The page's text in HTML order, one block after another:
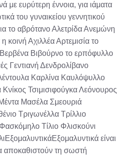
με ευρύτερη έννοια, για ιάματα
του γυναικείου γεννητικού
το αβρότανο Αλετρίδα Ανεμώνη
κοινή Αχιλλέα Αρτεμισία το
Βιβούρνο το ερπόφυλλο
Γεντιανή Δενδρολίβανο
Καρλίνα Καυλόψυλλο
Τσιμισιφούγκα Λεόνουρος
Μασέλα Σμεουριά
Τριγωνέλλα Τρίλλιο
Τίλιο Φλισκούνι
είναι
αποκαθιστούν τη σωστή